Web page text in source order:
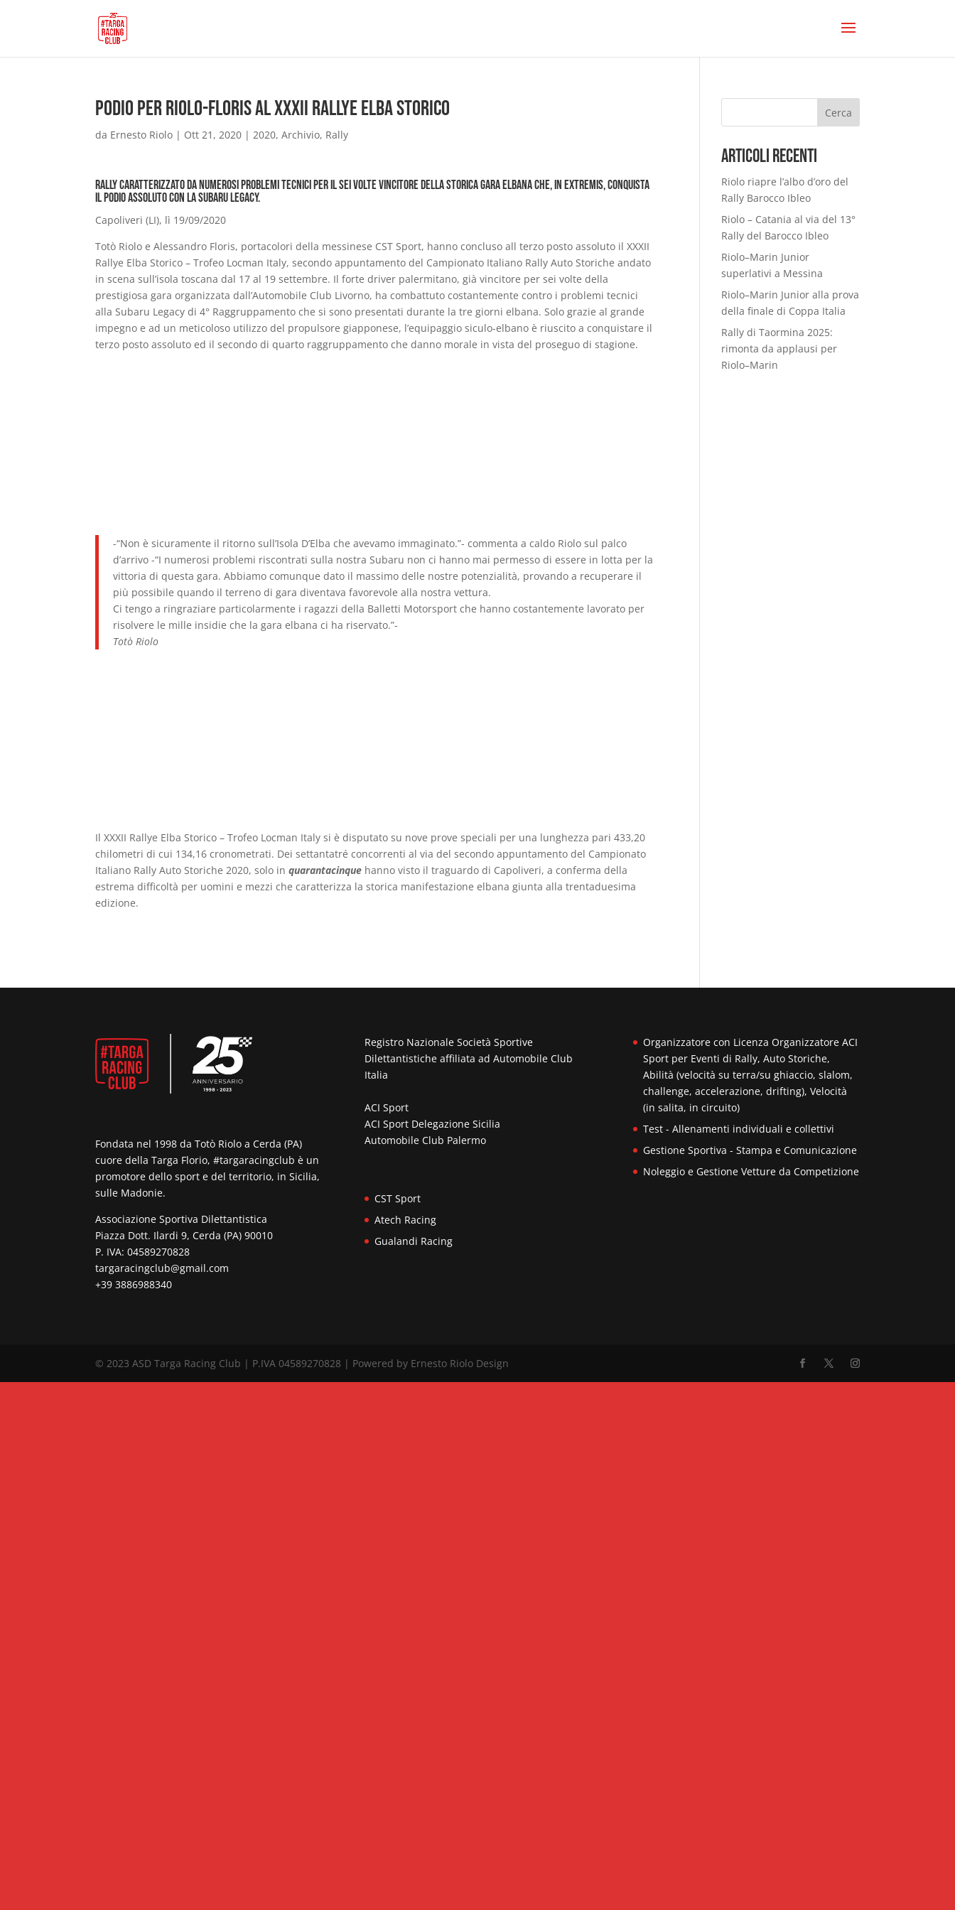
Podio per Riolo-Floris al XXXII Rallye Elba Storico
da Ernesto Riolo | Ott 21, 2020 |2020,Archivio, Rally
Rally caratterizzato da numerosi problemi tecnici per il sei volte vincitore della storica gara elbana che, in extremis, conquista
il podio assoluto con la Subaru Legacy.
Capoliveri (LI), lì 19/09/2020
Totò Riolo e Alessandro Floris, portacolori della messinese CST Sport, hanno concluso all terzo posto assoluto il XXXII
Rallye Elba Storico – Trofeo Locman Italy, secondo appuntamento del Campionato Italiano Rally Auto Storiche andato
in scena sull’isola toscana dal 17 al 19 settembre. Il forte driver palermitano, già vincitore per sei volte della
prestigiosa gara organizzata dall’Automobile Club Livorno, ha combattuto costantemente contro i problemi tecnici
alla Subaru Legacy di 4° Raggruppamento che si sono presentati durante la tre giorni elbana. Solo grazie al grande
impegno e ad un meticoloso utilizzo del propulsore giapponese, l’equipaggio siculo-elbano è riuscito a conquistare il
terzo posto assoluto ed il secondo di quarto raggruppamento che danno morale in vista del proseguo di stagione.
-“Non è sicuramente il ritorno sull’Isola D’Elba che avevamo immaginato.”- commenta a caldo Riolo sul palco
d’arrivo -“I numerosi problemi riscontrati sulla nostra Subaru non ci hanno mai permesso di essere in lotta per la
vittoria di questa gara. Abbiamo comunque dato il massimo delle nostre potenzialità, provando a recuperare il
più possibile quando il terreno di gara diventava favorevole alla nostra vettura.
Ci tengo a ringraziare particolarmente i ragazzi della Balletti Motorsport che hanno costantemente lavorato per
risolvere le mille insidie che la gara elbana ci ha riservato.”-
Totò Riolo
Il XXXII Rallye Elba Storico – Trofeo Locman Italy si è disputato su nove prove speciali per una lunghezza pari 433,20
chilometri di cui 134,16 cronometrati. Dei settantatré concorrenti al via del secondo appuntamento del Campionato
Italiano Rally Auto Storiche 2020, solo inquarantacinque hanno visto il traguardo di Capoliveri, a conferma della
estrema difficoltà per uomini e mezzi che caratterizza la storica manifestazione elbana giunta alla trentaduesima
edizione.
Cerca
Articoli Recenti
Riolo riapre l’albo d’oro del
Rally Barocco Ibleo
Riolo – Catania al via del 13°
Rally del Barocco Ibleo
Riolo–Marin Junior
superlativi a Messina
Riolo–Marin Junior alla prova
della finale di Coppa Italia
Rally di Taormina 2025:
rimonta da applausi per
Riolo–Marin
Fondata nel 1998 da Totò Riolo a Cerda (PA)
cuore della Targa Florio, #targaracingclub è un
promotore dello sport e del territorio, in Sicilia,
sulle Madonie.
Associazione Sportiva Dilettantistica
Piazza Dott. Ilardi 9, Cerda (PA) 90010
P. IVA: 04589270828
targaracingclub@gmail.com
+39 3886988340
Registro Nazionale Società Sportive
Dilettantistiche affiliata ad Automobile Club
Italia
ACI Sport
ACI Sport Delegazione Sicilia
Automobile Club Palermo
CST Sport
Atech Racing
Gualandi Racing
Organizzatore con Licenza Organizzatore ACI
Sport per Eventi di Rally, Auto Storiche,
Abilità (velocità su terra/su ghiaccio, slalom,
challenge, accelerazione, drifting), Velocità
(in salita, in circuito)
Test - Allenamenti individuali e collettivi
Gestione Sportiva - Stampa e Comunicazione
Noleggio e Gestione Vetture da Competizione
© 2023 ASD Targa Racing Club | P.IVA 04589270828 | Powered by Ernesto Riolo Design